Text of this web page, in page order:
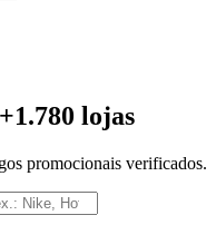
lojas
promocionais verificados.